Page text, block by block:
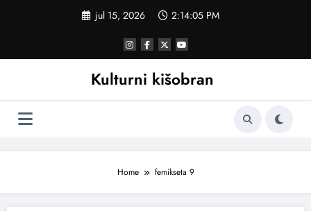
jul 15, 2026 2:14:06 PM
Kulturni kišobran
Home femikseta 9